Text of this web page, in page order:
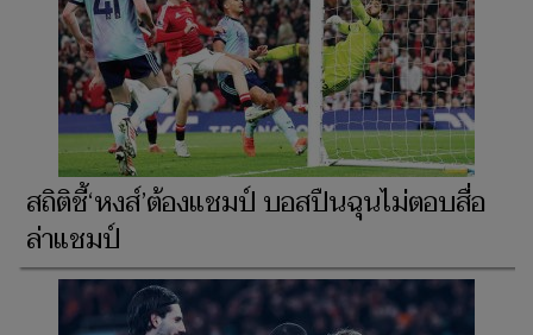
สถิติชี้‘หงส์’ต้องแชมป์ บอสปืนฉุนไม่ตอบสื่อ
ล่าแชมป์